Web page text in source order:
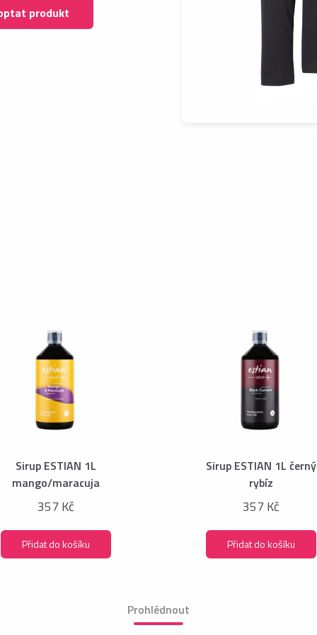
produkt
Sirup ESTIAN 1L
mango/maracuja
357 Kč
Přidat do košíku
Sirup ESTIAN 1L černý
rybíz
357 Kč
Přidat do košíku
Prohlédnout